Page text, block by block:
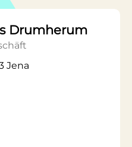
Drumherum
Jena